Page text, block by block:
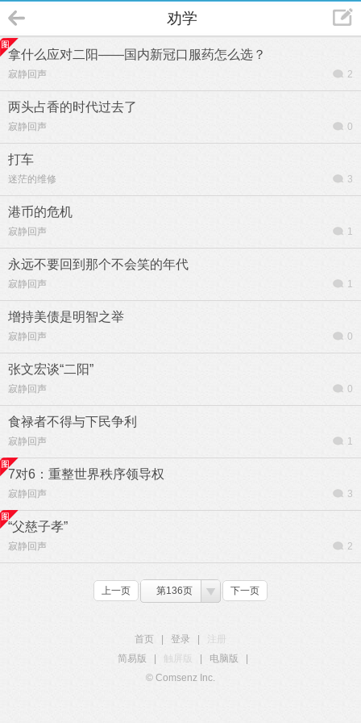
劝学
拿什么应对二阳——国内新冠口服药怎么选？
寂静回声 2
两头占香的时代过去了
寂静回声 0
打车
迷茫的维修 3
港币的危机
寂静回声 1
永远不要回到那个不会笑的年代
寂静回声 1
增持美债是明智之举
寂静回声 0
张文宏谈“二阳”
寂静回声 0
食禄者不得与下民争利
寂静回声 1
7对6：重整世界秩序领导权
寂静回声 3
“父慈子孝”
寂静回声 2
上一页 第136页 下一页
首页 登录
注册
简易版
触屏版 电脑版
© Comsenz Inc.